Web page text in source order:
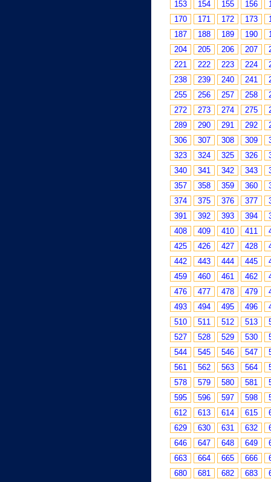
153
154 155 156
170
171 172 173
187
188 189 190
204
205 206 207
221
222 223 224
238
239 240 241
255
256 257 258
272
273 274 275
289
290 291 292
306
307 308 309
323
324 325 326
340
341 342 343
357
358 359 360
374
375 376 377
391
392 393 394
408
409 410 411
425
426 427 428
442
443 444 445
459
460 461 462
476
477 478 479
493
494 495 496
510
511 512 513
527
528 529 530
544
545 546 547
561
562 563 564
578
579 580 581
595
596 597 598
612
613 614 615
629
630 631 632
646
647 648 649
663
664 665 666
680
681 682 683